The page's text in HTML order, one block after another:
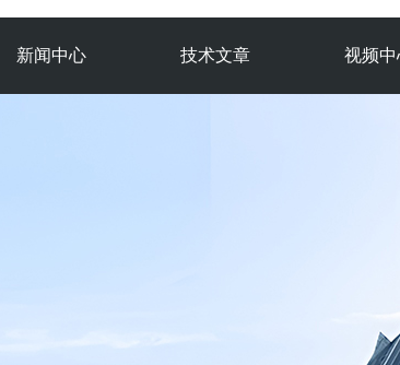
新闻中心 技术文章 视频中